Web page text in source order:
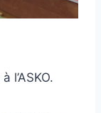
l’ASKO.